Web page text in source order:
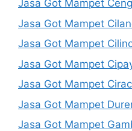
Jasa Got Mampet
Jasa Got Mampet
Jasa Got Mampet
Jasa Got Mampet
Jasa Got Mampet
Jasa Got Mampet
Jasa Got Mampet